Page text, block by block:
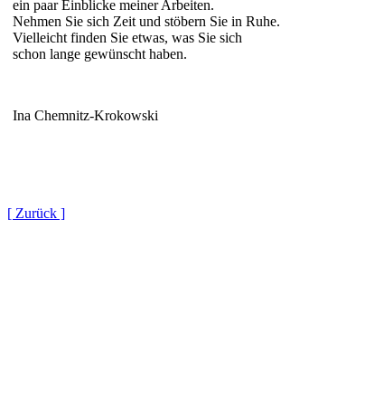
ein paar Einblicke meiner Arbeiten.
Nehmen Sie sich Zeit und stöbern Sie in Ruhe.
Vielleicht finden Sie etwas, was Sie sich
schon lange gewünscht haben.
Ina Chemnitz-Krokowski
[ Zurück ]